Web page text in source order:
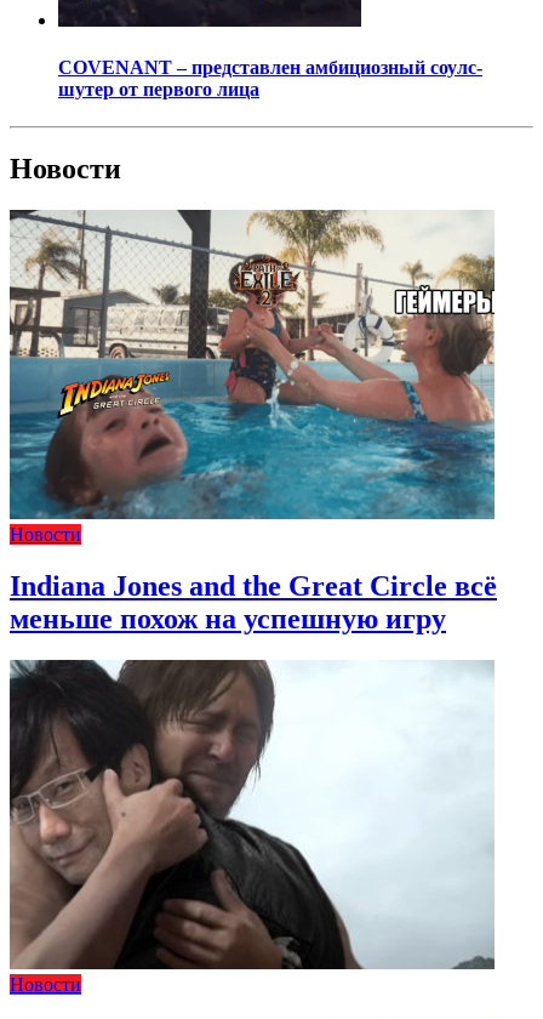
COVENANT – представлен амбициозный соулс-
шутер от первого лица
Новости
Новости
Indiana Jones and the Great Circle всё
меньше похож на успешную игру
Новости